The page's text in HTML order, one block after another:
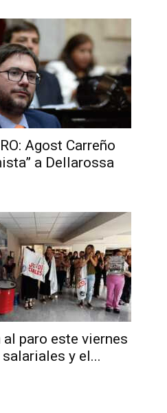
Agost Carreño
a Dellarossa
paro este viernes
y el...